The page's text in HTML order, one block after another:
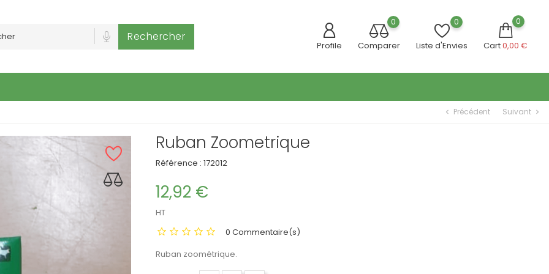
Rechercher
Profile
0
Comparer
0
Liste d'Envies
0
Cart0,00 €
chevron_left Précédent Suivant chevron_right
Ruban Zoometrique
Référence : 172012
12,92 €
HT
0 Commentaire(s)
Ruban zoométrique.